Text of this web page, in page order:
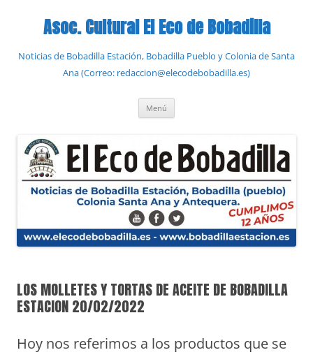
contenidoAsoc. Cultural El Eco de Bobadilla
Noticias de Bobadilla Estación, Bobadilla Pueblo y Colonia de Santa
Ana (Correo: redaccion@elecodebobadilla.es)
Menú
LOS MOLLETES Y TORTAS DE ACEITE DE BOBADILLA
ESTACION 20/02/2022
Hoy nos referimos a los productos que se